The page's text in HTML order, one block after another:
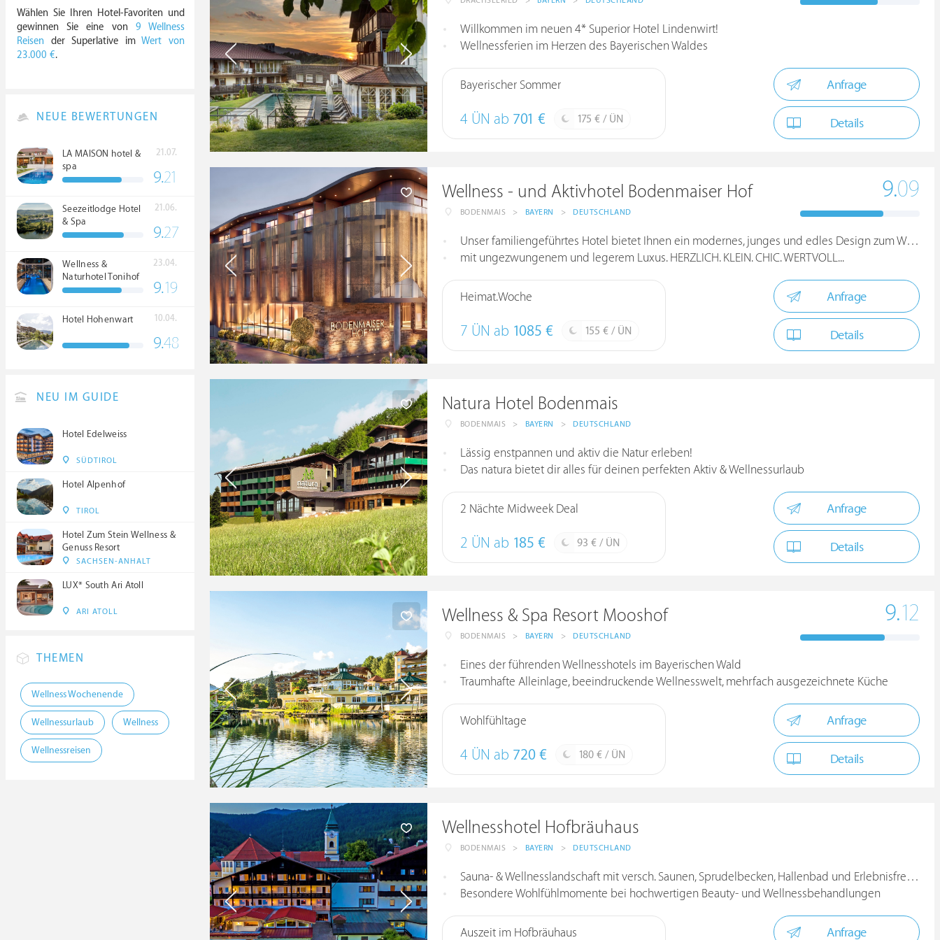
Willkommen im neuen 4* Superior Hotel Lindenwirt!
Wellnessferien im Herzen des Bayerischen Waldes
Bayerischer Sommer
4 ÜN ab 701 € 175 € / ÜN
Anfrage
Details
Wellness - und Aktivhotel Bodenmaiser Hof
BODENMAIS > BAYERN > DEUTSCHLAND
9.09
Unser familiengeführtes Hotel bietet Ihnen ein modernes, junges und edles Design zum Wohlfühlen
mit ungezwungenem und legerem Luxus. HERZLICH. KLEIN. CHIC. WERTVOLL...
Heimat.Woche
7 ÜN ab 1085 € 155 € / ÜN
Anfrage
Details
Natura Hotel Bodenmais
BODENMAIS > BAYERN > DEUTSCHLAND
Lässig enstpannen und aktiv die Natur erleben!
Das natura bietet dir alles für deinen perfekten Aktiv & Wellnessurlaub
2 Nächte Midweek Deal
2 ÜN ab 185 € 93 € / ÜN
Anfrage
Details
Wellness & Spa Resort Mooshof
BODENMAIS > BAYERN > DEUTSCHLAND
9.12
Eines der führenden Wellnesshotels im Bayerischen Wald
Traumhafte Alleinlage, beeindruckende Wellnesswelt, mehrfach ausgezeichnete Küche
Wohlfühltage
4 ÜN ab 720 € 180 € / ÜN
Anfrage
Details
Wellnesshotel Hofbräuhaus
BODENMAIS > BAYERN > DEUTSCHLAND
Sauna- & Wellnesslandschaft mit versch. Saunen, Sprudelbecken, Hallenbad und Erlebnisfreibad.
Besondere Wohlfühlmomente bei hochwertigen Beauty- und Wellnessbehandlungen
Auszeit im Hofbräuhaus Anfrage
Wählen Sie Ihren Hotel-Favoriten und
gewinnen Sie eine von 9 Wellness
Reisen der Superlative imWert von
23.000 €.
NEUE BEWERTUNGEN
LA MAISON hotel &
spa
21.07.
9.21
Seezeitlodge Hotel
& Spa
21.06.
9.27
Wellness &
Naturhotel Tonihof
****S
23.04.
9.19
Hotel Hohenwart 10.04.
9.48
NEU IM GUIDE
Hotel Edelweiss
SÜDTIROL
Hotel Alpenhof
TIROL
Hotel Zum Stein Wellness &
Genuss Resort
SACHSEN-ANHALT
LUX* South Ari Atoll
ARI ATOLL
THEMEN
Wellness Wochenende
Wellnessurlaub Wellness
Wellnessreisen